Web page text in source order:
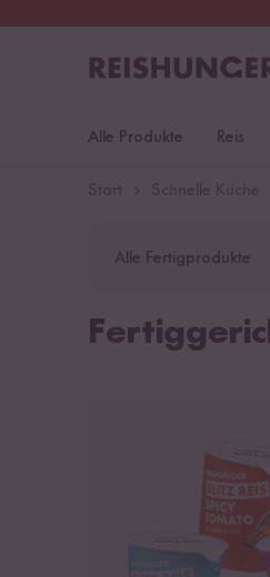
Alle Produkte Reis
Alle Fertigprodukte